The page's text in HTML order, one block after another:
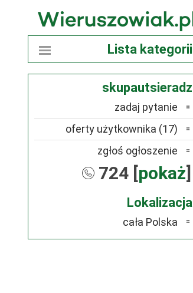
Lista kategorii
skupautsieradz
zadaj pytanie
oferty użytkownika (17)
zgłoś ogłoszenie
724 [pokaż]
Lokalizacja
cała Polska